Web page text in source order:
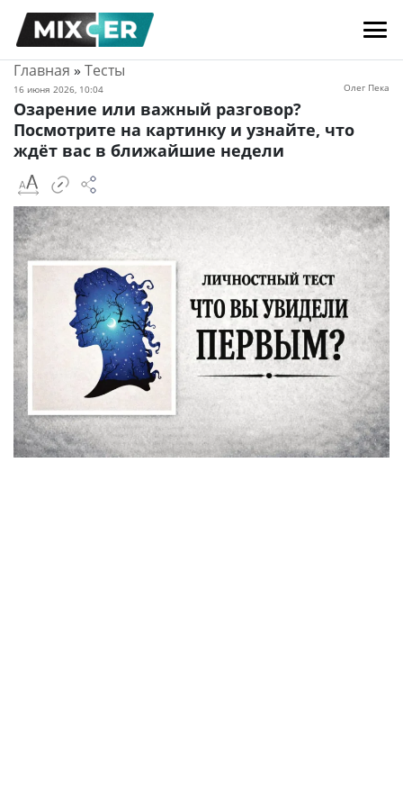
Главная » Тесты
16 июня 2026, 10:04 Олег Пека
Озарение или важный разговор?
Посмотрите на картинку и узнайте, что
ждёт вас в ближайшие недели